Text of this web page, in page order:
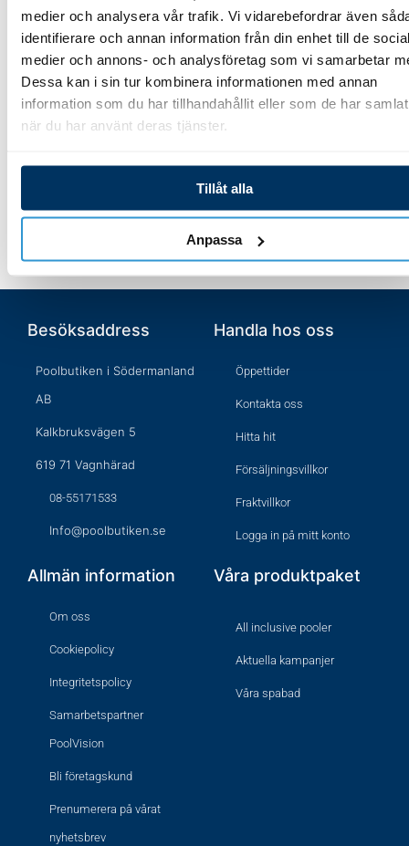
medier och analysera vår trafik. Vi vidarebefordrar även
identifierare och annan information från din enhet till de
medier och annons- och analysföretag som vi samarbetar
Dessa kan i sin tur kombinera informationen med annan
information som du har tillhandahållit eller som de har
när du har använt deras tjänster.
Tillåt alla
Anpassa
Mediterraneo Top”
133,00kr
Lägg till i varukorg
141,00kr
Lägg till i varukorg
Besöksaddress
Poolbutiken i Södermanland
AB
Kalkbruksvägen 5
619 71 Vagnhärad
08-55171533
Info@poolbutiken.se
Handla hos oss
Öppettider
Kontakta oss
Hitta hit
Försäljningsvillkor
Fraktvillkor
Logga in på mitt konto
Allmän information
Om oss
Cookiepolicy
Integritetspolicy
Samarbetspartner
PoolVision
Bli företagskund
Prenumerera på vårat
nyhetsbrev
Våra produktpaket
All inclusive pooler
Aktuella kampanjer
Våra spabad